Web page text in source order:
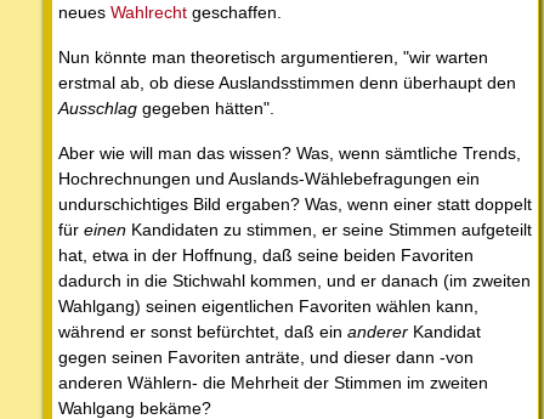
neues Wahlrecht geschaffen.
Nun könnte man theoretisch argumentieren, "wir warten
erstmal ab, ob diese Auslandsstimmen denn überhaupt den
Ausschlag gegeben hätten".
Aber wie will man das wissen? Was, wenn sämtliche Trends,
Hochrechnungen und Auslands-Wählebefragungen ein
undurschichtiges Bild ergaben? Was, wenn einer statt doppelt
für einen Kandidaten zu stimmen, er seine Stimmen aufgeteilt
hat, etwa in der Hoffnung, daß seine beiden Favoriten
dadurch in die Stichwahl kommen, und er danach (im zweiten
Wahlgang) seinen eigentlichen Favoriten wählen kann,
während er sonst befürchtet, daß ein anderer Kandidat
gegen seinen Favoriten anträte, und dieser dann -von
anderen Wählern- die Mehrheit der Stimmen im zweiten
Wahlgang bekäme?